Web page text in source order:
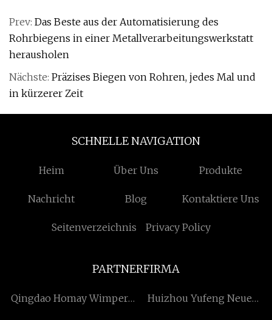
Prev: Das Beste aus der Automatisierung des
Rohrbiegens in einer Metallverarbeitungswerkstatt
herausholen
Nächste: Präzises Biegen von Rohren, jedes Mal und
in kürzerer Zeit
SCHNELLE NAVIGATION
Heim Über Uns Produkte
Nachricht Blog Kontaktiere Uns
Seitenverzeichnis Privacy Policy
PARTNERFIRMA
Qingdao Homay Wimpern
Huizhou Yufeng Neue